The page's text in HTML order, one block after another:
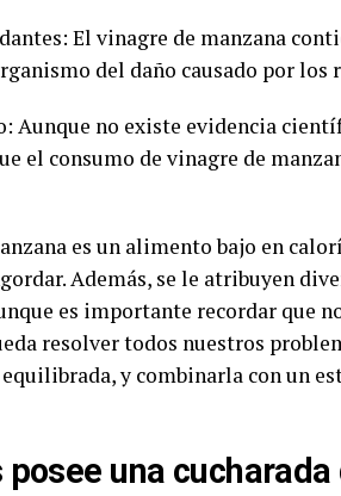
El vinagre de manzana
del daño causado por los
Aunque no existe evidencia
el consumo de vinagre de
es un alimento bajo en
Además, se le atribuyen
es importante recordar que
resolver todos nuestros
y combinarla con un
una